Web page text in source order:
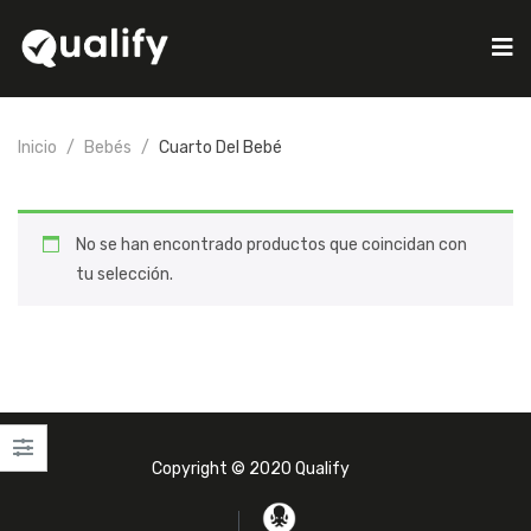
Inicio Bebés Cuarto Del Bebé
No se han encontrado productos que coincidan con
tu selección.
Copyright © 2020 Qualify